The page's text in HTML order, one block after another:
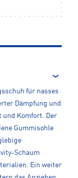
für nasses
Dämpfung und
und Komfort. Der
Gummisohle
Schaum
Ein weiter